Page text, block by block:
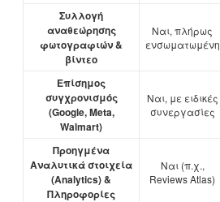
Συλλογή
αναθεώρησης
φωτογραφιών &
βίντεο
Ναι, πλήρως
ενσωματωμένη
Επίσημος
συγχρονισμός
(Google, Meta,
Walmart)
Ναι, με ειδικές
συνεργασίες
Προηγμένα
Αναλυτικά στοιχεία
(Analytics) &
Πληροφορίες
Ναι (π.χ.,
Reviews Atlas)